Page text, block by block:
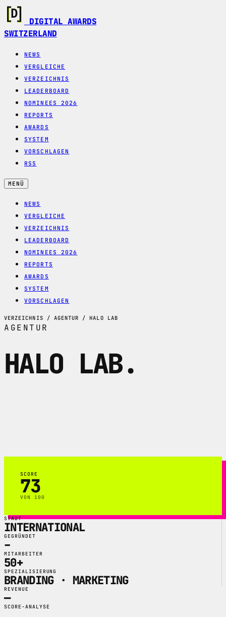
DIGITAL AWARDS
SWITZERLAND
NEWS
VERGLEICHE
VERZEICHNIS
LEADERBOARD
NOMINEES 2026
REPORTS
AWARDS
SYSTEM
VORSCHLAGEN
RSS
MENÜ
NEWS
VERGLEICHE
VERZEICHNIS
LEADERBOARD
NOMINEES 2026
REPORTS
AWARDS
SYSTEM
VORSCHLAGEN
VERZEICHNIS / AGENTUR / HALO LAB
AGENTUR
HALO LAB.
SCORE
73
VON 100
STADT
INTERNATIONAL
GEGRÜNDET
–
MITARBEITER
50+
SPEZIALISIERUNG
BRANDING · MARKETING
REVENUE
—
SCORE-ANALYSE